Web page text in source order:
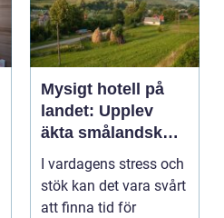
Mysigt hotell på
landet: Upplev
äkta smålandsk
charm på
smålandstorpet
I vardagens stress och
stök kan det vara svårt
att finna tid för